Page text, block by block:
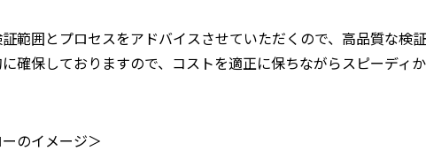
範囲とプロセスをアドバイスさせていただくので、高品質な検証
確保しておりますので、コストを適正に保ちながらスピーディ
のイメージ＞